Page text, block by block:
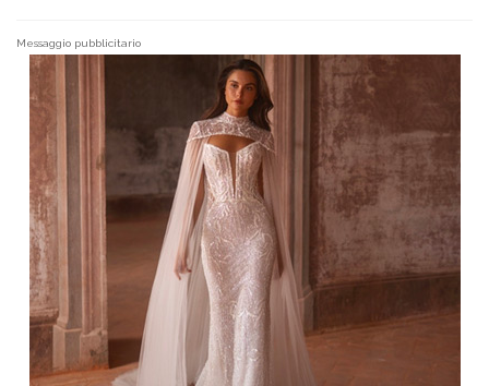
Messaggio pubblicitario